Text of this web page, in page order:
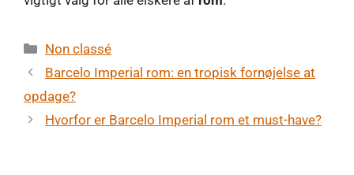
Kategorier
Non classé
Barcelo Imperial rom: en tropisk fornøjelse at
opdage?
Hvorfor er Barcelo Imperial rom et must-have?